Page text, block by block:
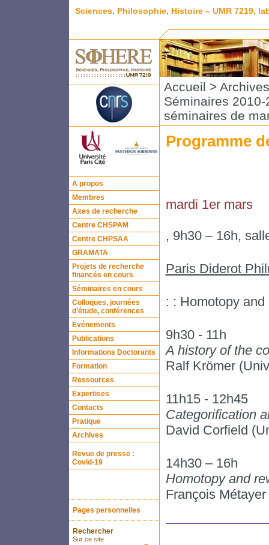
Sciences, Philosophie, Histoire – UMR 7219,
A propos
Membres
Axes de recherche
Centre CHSPAM
Centre CHPSAA
GRAMATA
Projets de recherche
financés en cours
Séminaires en cours
Colloques, journées
d’étude, conférences
Evénements
Publications
Informations Doctorants
Formation
Ressources
Expertises
Contacts
Pratique
Archives
Revue de presse :
Covid-19
Pages personnelles
Rechercher
Sur ce site
Accueil > Archives
Séminaires
séminaires de
Programme
mardi 1er mars
, 9h30 – 16h,
Paris Diderot
: : Homotopy
9h30 - 11h
A history of the
Ralf Krömer
11h15 - 12h45
Categorification
David Corfield
14h30 – 16h
Homotopy and
François